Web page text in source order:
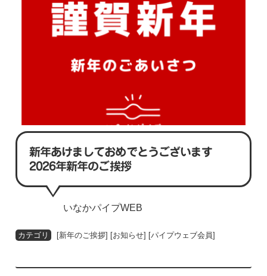
新年あけましておめでとうございます
2026年新年のご挨拶
いなかパイプWEB
[新年のご挨拶] [お知らせ] [パイプウェブ会員]